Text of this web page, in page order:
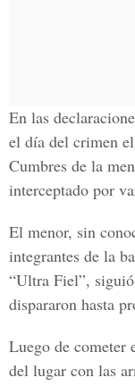
En las
el día del crimen
Cumbres de la
interceptado por
El menor, sin
integrantes de la
“Ultra Fiel”,
dispararon hasta
Luego de cometer
del lugar con las